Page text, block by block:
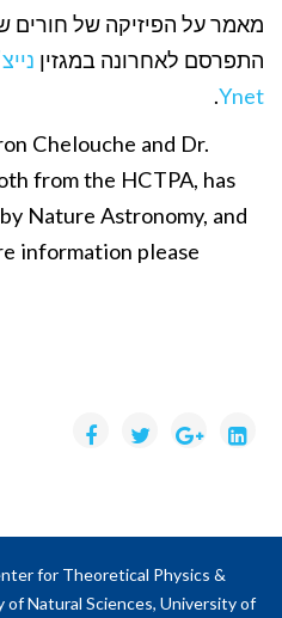
מאמר על הפיזיקה של חורים
התפרסם לאחרונה במגזין
Ynet
.
Chelouche and Dr.
from the HCTPA, has
Nature Astronomy, and
information please
for Theoretical Physics &
of Natural Sciences, University of